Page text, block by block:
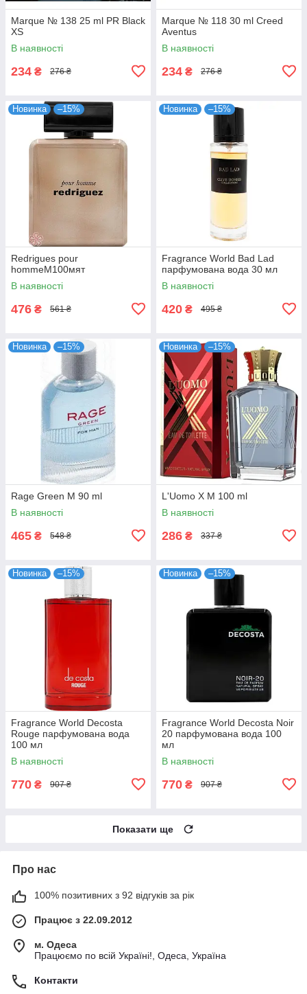
Marque № 138 25 ml PR Black
XS
В наявності
234 ₴ 276 ₴
Marque № 118 30 ml Creed
Aventus
В наявності
234 ₴ 276 ₴
Новинка –15%
Redrigues pour
hommeM100мят
В наявності
476 ₴ 561 ₴
Новинка –15%
Fragrance World Bad Lad
парфумована вода 30 мл
В наявності
420 ₴ 495 ₴
Новинка –15%
Rage Green M 90 ml
В наявності
465 ₴ 548 ₴
Новинка –15%
L'Uomo X M 100 ml
В наявності
286 ₴ 337 ₴
Новинка –15%
Fragrance World Decosta
Rouge парфумована вода
100 мл
В наявності
770 ₴ 907 ₴
Новинка –15%
Fragrance World Decosta Noir
20 парфумована вода 100
мл
В наявності
770 ₴ 907 ₴
Показати ще
Про нас
100% позитивних з 92 відгуків за рік
Працює з 22.09.2012
м. Одеса
Працюємо по всій Україні!, Одеса, Україна
Контакти